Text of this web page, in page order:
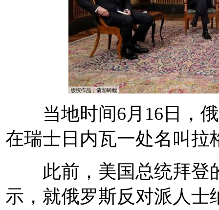
当地时间6月16日，俄
在瑞士日内瓦一处名叫拉
此前，美国总统拜登
示，就俄罗斯反对派人士